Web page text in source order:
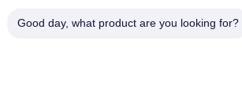
Good day, what product are you looking for?